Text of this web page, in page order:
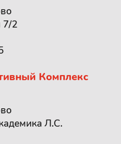
7/2
Комплекс
Л.С.